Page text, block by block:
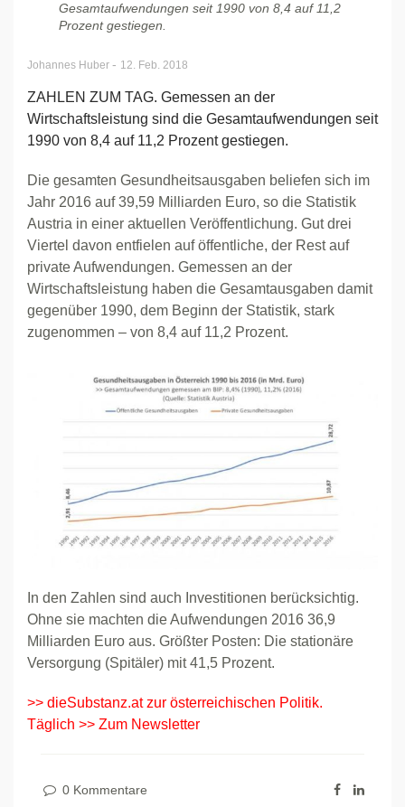
Gesamtaufwendungen seit 1990 von 8,4 auf 11,2
Prozent gestiegen.
Johannes Huber - 12. Feb. 2018
ZAHLEN ZUM TAG. Gemessen an der
Wirtschaftsleistung sind die Gesamtaufwendungen seit
1990 von 8,4 auf 11,2 Prozent gestiegen.
Die gesamten Gesundheitsausgaben beliefen sich im
Jahr 2016 auf 39,59 Milliarden Euro, so die Statistik
Austria in einer aktuellen Veröffentlichung. Gut drei
Viertel davon entfielen auf öffentliche, der Rest auf
private Aufwendungen. Gemessen an der
Wirtschaftsleistung haben die Gesamtausgaben damit
gegenüber 1990, dem Beginn der Statistik, stark
zugenommen – von 8,4 auf 11,2 Prozent.
In den Zahlen sind auch Investitionen berücksichtig.
Ohne sie machten die Aufwendungen 2016 36,9
Milliarden Euro aus. Größter Posten: Die stationäre
Versorgung (Spitäler) mit 41,5 Prozent.
>> dieSubstanz.at zur österreichischen Politik.
Täglich >> Zum Newsletter
0 Kommentare